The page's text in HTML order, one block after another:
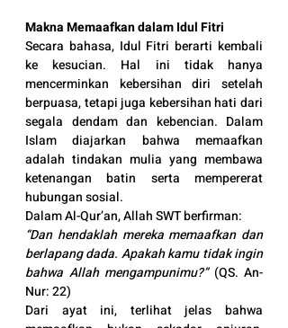
Makna Memaafkan dalam Idul Fitri
Secara bahasa, Idul Fitri berarti kembali
ke kesucian. Hal ini tidak hanya
mencerminkan kebersihan diri setelah
berpuasa, tetapi juga kebersihan hati dari
segala dendam dan kebencian. Dalam
Islam diajarkan bahwa memaafkan
adalah tindakan mulia yang membawa
ketenangan batin serta mempererat
hubungan sosial.
Dalam Al-Qur’an, Allah SWT berfirman:
“Dan hendaklah mereka memaafkan dan
berlapang dada. Apakah kamu tidak ingin
bahwa Allah mengampunimu?” (QS. An-
Nur: 22)
Dari ayat ini, terlihat jelas bahwa